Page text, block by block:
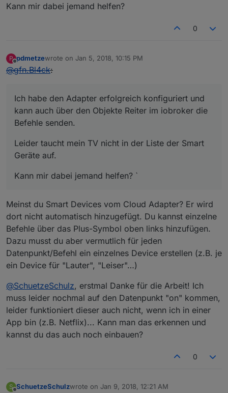
Kann mir dabei jemand helfen?
0
P
Offline
pdmetzewrote on Jan 5, 2018, 10:15 PM
last edited by
@gfn.Bl4ck:
Ich habe den Adapter erfolgreich konfiguriert und
kann auch über den Objekte Reiter im iobroker die
Befehle senden.
Leider taucht mein TV nicht in der Liste der Smart
Geräte auf.
Kann mir dabei jemand helfen? `
Meinst du Smart Devices vom Cloud Adapter? Er wird
dort nicht automatisch hinzugefügt. Du kannst einzelne
Befehle über das Plus-Symbol oben links hinzufügen.
Dazu musst du aber vermutlich für jeden
Datenpunkt/Befehl ein einzelnes Device erstellen (z.B. je
ein Device für "Lauter", "Leiser"…)
@SchuetzeSchulz, erstmal Danke für die Arbeit! Ich
muss leider nochmal auf den Datenpunkt "on" kommen,
leider funktioniert dieser auch nicht, wenn ich in einer
App bin (z.B. Netflix)... Kann man das erkennen und
kannst du das auch noch einbauen?
0
S SchuetzeSchulzwrote on Jan 9, 2018, 12:21 AM
last edited by